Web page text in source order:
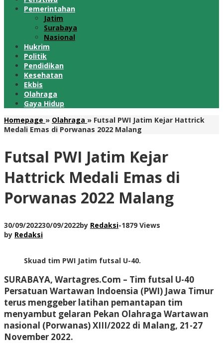
Pemerintahan
Jatim
Surabaya
Nasional
Hukrim
Politik
Pendidikan
Kesehatan
Ekbis
Olahraga
Gaya Hidup
Homepage » Olahraga » Futsal PWI Jatim Kejar Hattrick
Medali Emas di Porwanas 2022 Malang
Futsal PWI Jatim Kejar
Hattrick Medali Emas di
Porwanas 2022 Malang
30/09/202230/09/2022by Redaksi-1879 Views
by Redaksi
Skuad tim PWI Jatim futsal U-40.
SURABAYA, Wartagres.Com – Tim futsal U-40
Persatuan Wartawan Indoensia (PWI) Jawa Timur
terus menggeber latihan pemantapan tim
menyambut gelaran Pekan Olahraga Wartawan
nasional (Porwanas) XIII/2022 di Malang, 21-27
November 2022.